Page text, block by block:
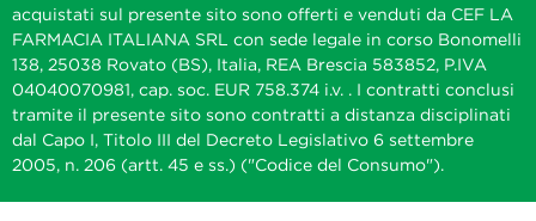
acquistati sul presente sito sono offerti e venduti da CEF LA
FARMACIA ITALIANA SRL con sede legale in corso Bonomelli
138, 25038 Rovato (BS), Italia, REA Brescia 583852, P.IVA
04040070981, cap. soc. EUR 758.374 i.v. . I contratti conclusi
tramite il presente sito sono contratti a distanza disciplinati
dal Capo I, Titolo III del Decreto Legislativo 6 settembre
2005, n. 206 (artt. 45 e ss.) ("Codice del Consumo").